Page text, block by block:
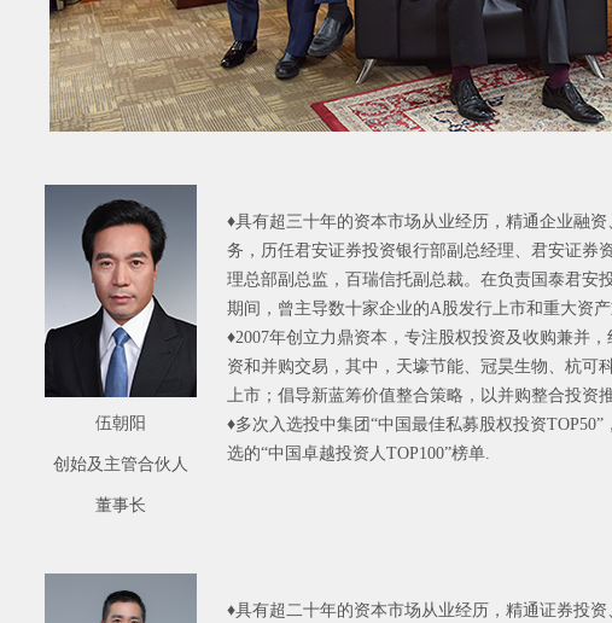
伍朝阳
创始及主管合伙人
董事长
♦具有超三十年的资本市场从业经历，精通企业融
务，历任君安证券投资银行部副总经理、君安证券
理总部副总监，百瑞信托副总裁。在负责国泰君安
期间，曾主导数十家企业的A股发行上市和重大资
♦2007年创立力鼎资本，专注股权投资及收购兼并
资和并购交易，其中，天壕节能、冠昊生物、杭可
上市；倡导新蓝筹价值整合策略，以并购整合投资
♦多次入选投中集团“中国最佳私募股权投资
♦具有超二十年的资本市场从业经历，精通证券投